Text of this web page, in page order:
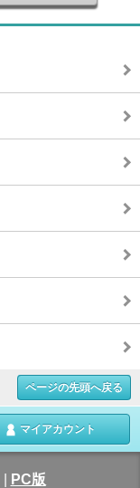
ページの先頭へ戻る
マイアカウント
PC版